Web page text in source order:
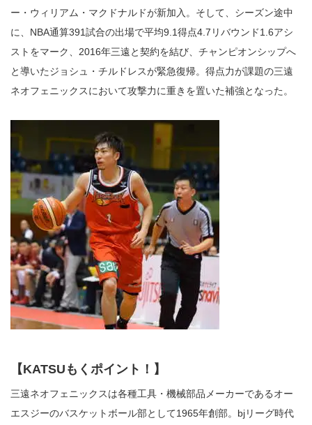
ー・ウィリアム・マクドナルドが新加入。そして、シーズン途中
に、NBA通算391試合の出場で平均9.1得点4.7リバウンド1.6アシ
ストをマーク、2016年三遠と契約を結び、チャンピオンシップへ
と導いたジョシュ・チルドレスが緊急復帰。得点力が課題の三遠
ネオフェニックスにおいて攻撃力に重きを置いた補強となった。
【KATSUもくポイント！】
三遠ネオフェニックスは各種工具・機械部品メーカーであるオー
エスジーのバスケットボール部として1965年創部。bjリーグ時代